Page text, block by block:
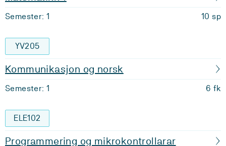
Semester: 1 10 sp
YV205
Kommunikasjon og norsk
Semester: 1 6 fk
ELE102
Programmering og mikrokontrollarar